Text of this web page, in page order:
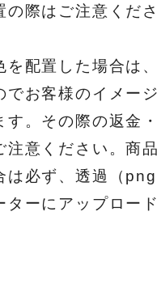
の際はご注意くだ
を配置した場合は
でお客様のイメー
す。その際の返金
注意ください。商
は必ず、透過（png
ターにアップロー